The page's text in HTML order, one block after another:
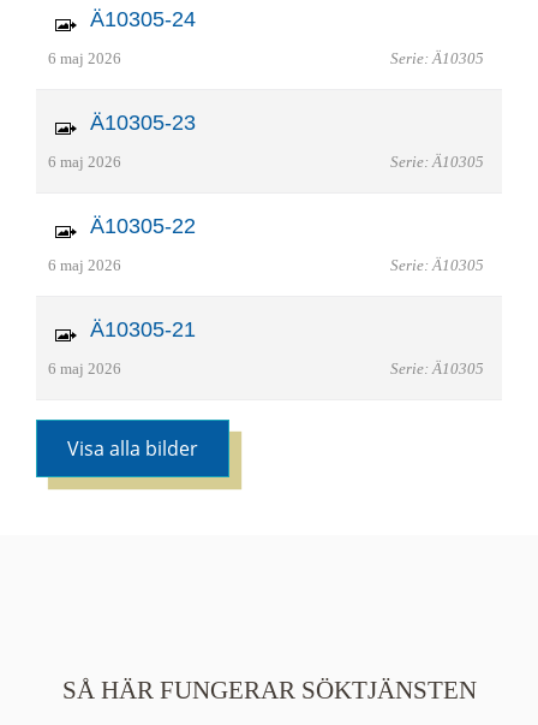
Ä10305-24
6 maj 2026 Serie: Ä10305
Ä10305-23
6 maj 2026 Serie: Ä10305
Ä10305-22
6 maj 2026 Serie: Ä10305
Ä10305-21
6 maj 2026 Serie: Ä10305
Visa alla bilder
SÅ HÄR FUNGERAR SÖKTJÄNSTEN